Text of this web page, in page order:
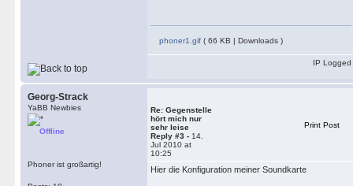
phoner1.gif ( 66 KB | Downloads )
IP Logged
Georg-Strack
YaBB Newbies
Offline
Phoner ist großartig!
Re: Gegenstelle
hört mich nur
sehr leise
Reply #3 - 14.
Jul 2010 at
10:25
Print Post
Hier die Konfiguration meiner Soundkarte